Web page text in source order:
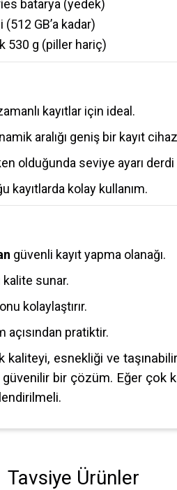
batarya (yedek)
GB’a kadar)
530 g (piller hariç)
kayıtlar için ideal.
aralığı geniş bir kayıt
olduğunda seviye ayarı
kayıtlarda kolay kullanım.
güvenli kayıt yapma olanağı.
sunar.
kolaylaştırır.
açısından pratiktir.
esnekliği ve
bir çözüm. Eğer çok
Bu ürüne ilk yorumu siz yapın!
Tavsiye Ürünler